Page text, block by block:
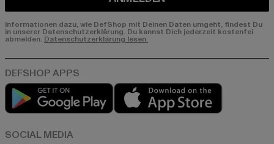
Informationen dazu, wie DefShop mit Deinen Daten umgeht, findest Du
in unserer Datenschutzerklärung. Du kannst Dich jederzeit kostenfei
abmelden. Datenschutzerklärung lesen.
Play market